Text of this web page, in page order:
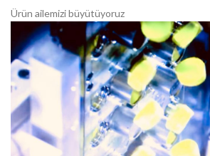
Ürün ailemizi büyütüyoruz